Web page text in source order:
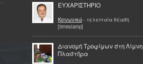
ΕΥΧΑΡΙΣΤΗΡΙΟ
Κοινωνικά - τελευταία θέαση
[timestamp]
Διανομή Τροφίμων στη Λίμνη
Πλαστήρα